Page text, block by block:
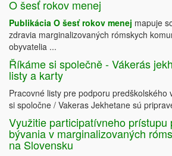
O šesť rokov menej
Publikácia O šesť rokov menej mapuje
zdravia marginalizovaných rómskych
obyvatelia ...
Říkáme si společně - Vákerás
listy a karty
Pracovné listy pre podporu predškolského
si spoločne / Vakeras Jekhetane sú
Využitie participatívneho prístupu
bývania v marginalizovaných
na Slovensku